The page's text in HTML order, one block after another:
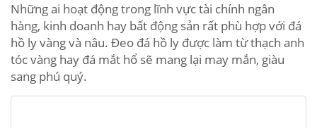
Những ai hoạt động trong lĩnh vực tài chính ngân
hàng, kinh doanh hay bất động sản rất phù hợp với đá
hồ ly vàng và nâu. Đeo đá hồ ly được làm từ thạch anh
tóc vàng hay đá mắt hổ sẽ mang lại may mắn, giàu
sang phú quý.